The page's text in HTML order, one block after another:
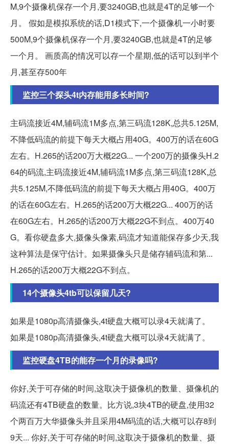
M,9个摄像机保存一个月,要3240GB,也就是4T的足够一个
月。 假如是模拟系统的话,D1模式下,一个摄像机一小时要
500M,9个摄像机保存一个月,要3240GB,也就是4T的足够
一个月。 画质高的情况可以存一个星期,低的话可以到半个
月,甚至存500年
监控三个探头4t内存能用多长时间?
主码流接近4M,辅码流1M多点,第三码流128K,总共5.125M,
不降低码流的前提下每天大概占用40G。400万的话在60G
左右。H.265的话200万大概22G... 一个200万的摄像头H.2
64的码流,主码流接近4M,辅码流1M多点,第三码流128K,总
共5.125M,不降低码流的前提下每天大概占用40G。400万
的话在60G左右。H.265的话200万大概22G... 400万的话
在60G左右。H.265的话200万大概22G不到点。400万40
G。看你硬盘多大,摄像头像素,码流才知道能保存多少天,我
这种算法是保守估计。如果摄像头只是储存辅码流和第...
H.265的话200万大概22G不到点。
14个摄像头4tb可以保留几天?
如果是1080p高清摄像头,4t硬盘大概可以录4天就满了。
如果是1080p高清摄像头,4t硬盘大概可以录4天就满了。
监控硬盘4TB的能存一个月的录像吗?
你好,关于可存储的时间,这取决于摄像机的数量、摄像机的
码流还有4TB硬盘的数量。比方说,3块4TB的硬盘,使用32
个两百万大华摄像头并且采用4M码流的话,大概可以存8到
9天... 你好,关于可存储的时间,这取决于摄像机的数量、摄